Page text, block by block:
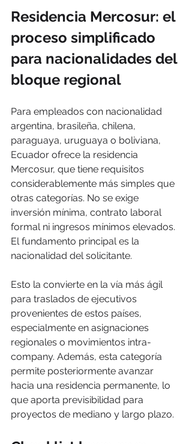
Residencia Mercosur: el
proceso simplificado
para nacionalidades del
bloque regional
Para empleados con nacionalidad
argentina, brasileña, chilena,
paraguaya, uruguaya o boliviana,
Ecuador ofrece la residencia
Mercosur, que tiene requisitos
considerablemente más simples que
otras categorías. No se exige
inversión mínima, contrato laboral
formal ni ingresos mínimos elevados.
El fundamento principal es la
nacionalidad del solicitante.
Esto la convierte en la vía más ágil
para traslados de ejecutivos
provenientes de estos países,
especialmente en asignaciones
regionales o movimientos intra-
company. Además, esta categoría
permite posteriormente avanzar
hacia una residencia permanente, lo
que aporta previsibilidad para
proyectos de mediano y largo plazo.